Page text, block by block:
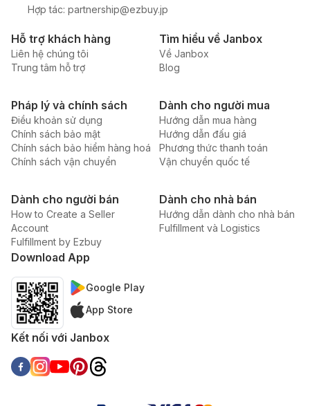
Hợp tác: partnership@ezbuy.jp
Hỗ trợ khách hàng
Liên hệ chúng tôi
Trung tâm hỗ trợ
Tìm hiểu về Janbox
Về Janbox
Blog
Pháp lý và chính sách
Điều khoản sử dụng
Chính sách bảo mật
Chính sách bảo hiểm hàng hoá
Chính sách vận chuyển
Dành cho người mua
Hướng dẫn mua hàng
Hướng dẫn đấu giá
Phương thức thanh toán
Vận chuyển quốc tế
Dành cho người bán
How to Create a Seller
Account
Fulfillment by Ezbuy
Dành cho nhà bán
Hướng dẫn dành cho nhà bán
Fulfillment và Logistics
Download App
Google Play
App Store
Kết nối với Janbox